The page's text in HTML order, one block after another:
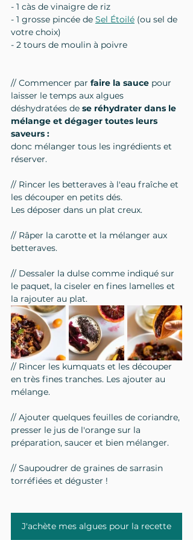
- 1 càs de vinaigre de riz
- 1 grosse pincée de Sel Étoilé (ou sel de
votre choix)
- 2 tours de moulin à poivre
// Commencer par faire la sauce pour
laisser le temps aux algues
déshydratées de se réhydrater dans le
mélange et dégager toutes leurs
saveurs :
donc mélanger tous les ingrédients et
réserver.
// Rincer les betteraves à l'eau fraîche et
les découper en petits dés.
Les déposer dans un plat creux.
// Râper la carotte et la mélanger aux
betteraves.
// Dessaler la dulse comme indiqué sur
le paquet, la ciseler en fines lamelles et
la rajouter au plat.
// Rincer les kumquats et les découper
en très fines tranches. Les ajouter au
mélange.
// Ajouter quelques feuilles de coriandre,
presser le jus de l'orange sur la
préparation, saucer et bien mélanger.
// Saupoudrer de graines de sarrasin
torréfiées et déguster !
J'achète mes algues pour la recette